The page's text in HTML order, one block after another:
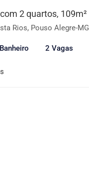
2 quartos, 109m²
Rios, Pouso Alegre-MG
2 Vagas